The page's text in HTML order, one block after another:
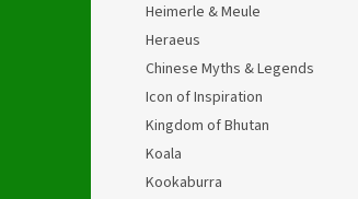
Heimerle & Meule
Heraeus
Chinese Myths & Legends
Icon of Inspiration
Kingdom of Bhutan
Koala
Kookaburra